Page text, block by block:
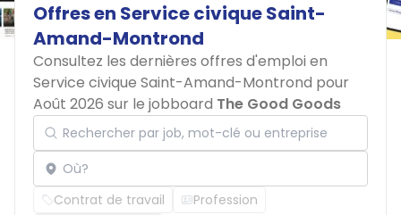
Offresen ServiceciviqueSaint-
Amand-Montrond
Consultez les dernières offres d'emploi en
Service civique Saint-Amand-Montrond pour
Août 2026 sur le jobboard The Good Goods
Rechercher par job, mot-clé ou entreprise
Localisation
Contrat de travail Profession